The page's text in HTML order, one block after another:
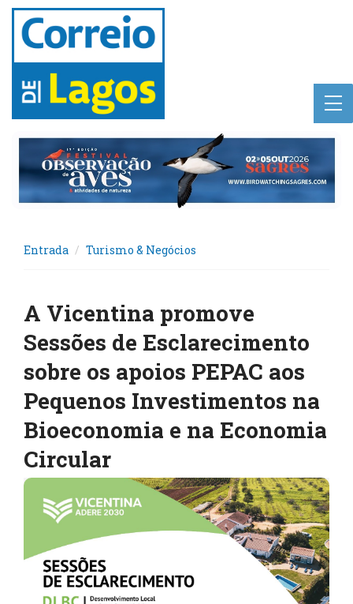
Entrada Turismo & Negócios
A Vicentina promove
Sessões de Esclarecimento
sobre os apoios PEPAC aos
Pequenos Investimentos na
Bioeconomia e na Economia
Circular